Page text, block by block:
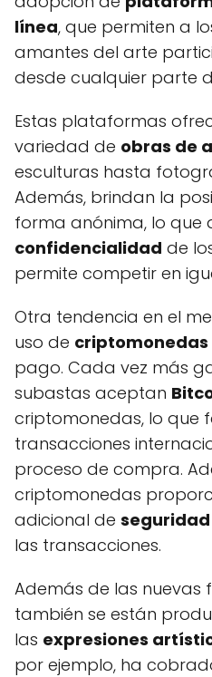
línea, que permiten a
amantes del arte
desde cualquier parte
Estas plataformas
variedad de obras de
esculturas hasta
Además, brindan la
forma anónima, lo que
confidencialidad de
permite competir en
Otra tendencia en el
uso de criptomonedas
pago. Cada vez más
subastas aceptan
criptomonedas, lo que
transacciones
proceso de compra.
criptomonedas
adicional de seguridad
las transacciones.
Además de las nuevas
también se están
las expresiones
por ejemplo, ha